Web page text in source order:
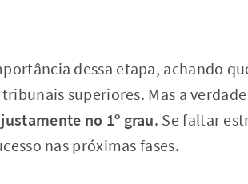
dessa etapa, achando
superiores. Mas a
no 1º grau. Se faltar
nas próximas fases.